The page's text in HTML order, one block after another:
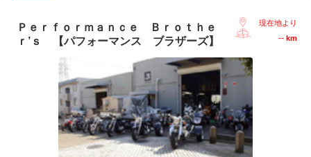
Ｐｅｒｆｏｒｍａｎｃｅ Ｂｒｏｔｈｅ
ｒ’ｓ 【パフォーマンス ブラザーズ】
現在地より
-- km